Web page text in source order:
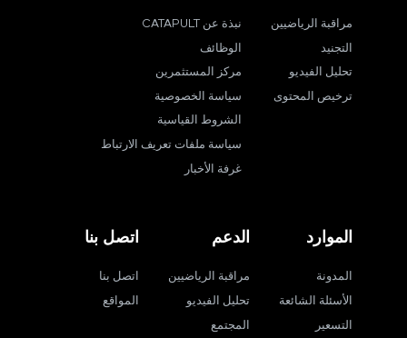
مراقبة الرياضيين
التجنيد
تحليل الفيديو
ترخيص المحتوى
نبذة عن CATAPULT
الوظائف
مركز المستثمرين
سياسة الخصوصية
الشروط القياسية
سياسة ملفات تعريف الارتباط
غرفة الأخبار
الموارد
المدونة
الأسئلة الشائعة
التسعير
الدعم
مراقبة الرياضيين
تحليل الفيديو
المجتمع
اتصل بنا
اتصل بنا
المواقع